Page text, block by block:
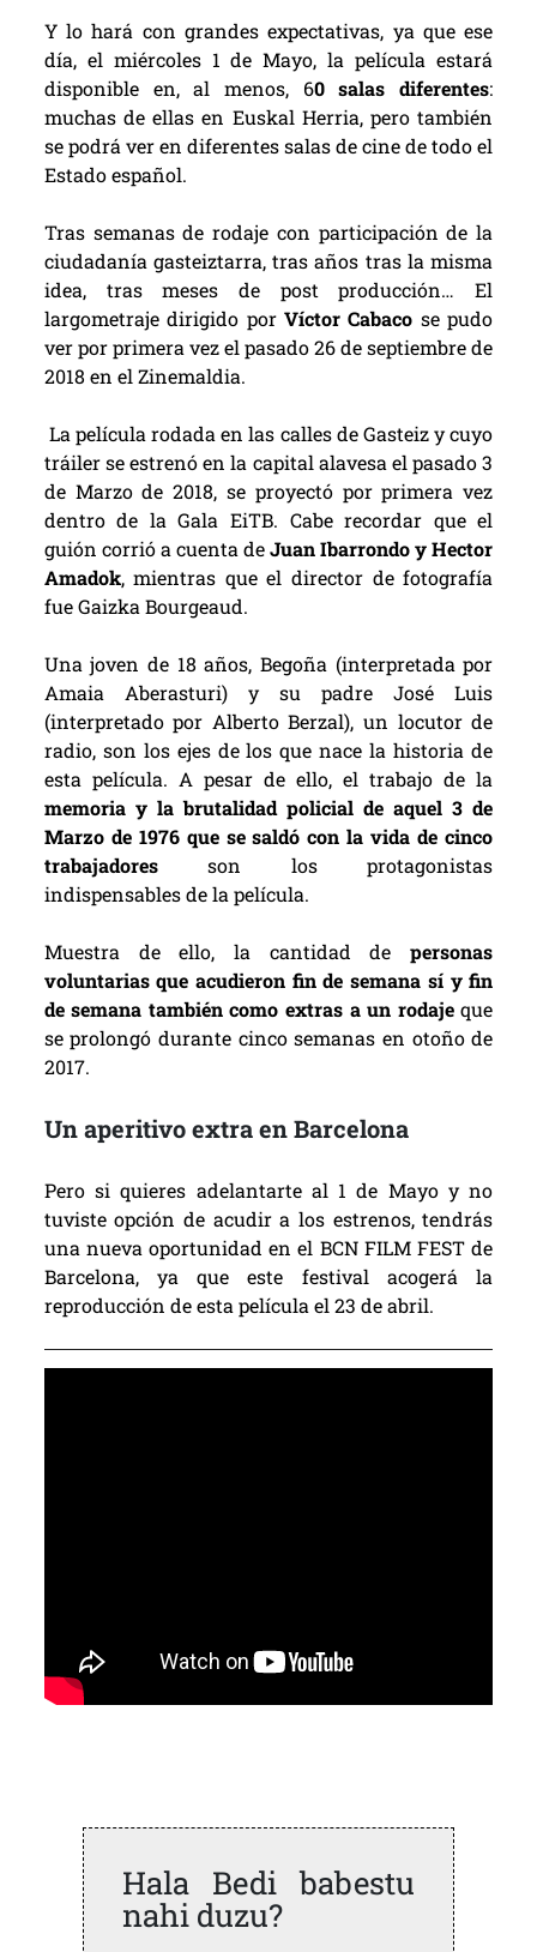
Y lo hará con grandes expectativas, ya que ese
día, el miércoles 1 de Mayo, la película estará
disponible en, al menos, 60 salas diferentes:
muchas de ellas en Euskal Herria, pero también
se podrá ver en diferentes salas de cine de todo el
Estado español.
Tras semanas de rodaje con participación de la
ciudadanía gasteiztarra, tras años tras la misma
idea, tras meses de post producción… El
largometraje dirigido por Víctor Cabaco se pudo
ver por primera vez el pasado 26 de septiembre de
2018 en el Zinemaldia.
La película rodada en las calles de Gasteiz y cuyo
tráiler se estrenó en la capital alavesa el pasado 3
de Marzo de 2018, se proyectó por primera vez
dentro de la Gala EiTB. Cabe recordar que el
guión corrió a cuenta deJuan Ibarrondo y Hector
Amadok, mientras que el director de fotografía
fue Gaizka Bourgeaud.
Una joven de 18 años, Begoña (interpretada por
Amaia Aberasturi) y su padre José Luis
(interpretado por Alberto Berzal), un locutor de
radio, son los ejes de los que nace la historia de
esta película. A pesar de ello, el trabajo de la
memoria y la brutalidad policial de aquel 3 de
Marzo de 1976 que se saldó con la vida de cinco
trabajadoresson los protagonistas
indispensables de la película.
Muestra de ello, la cantidad depersonas
voluntarias que acudieron fin de semana sí y fin
de semana también como extras a un rodajeque
se prolongó durante cinco semanas en otoño de
2017.
Un aperitivo extra en Barcelona
Pero si quieres adelantarte al 1 de Mayo y no
tuviste opción de acudir a los estrenos, tendrás
una nueva oportunidad en el BCN FILM FEST de
Barcelona, ya que este festival acogerá la
reproducción de esta película el 23 de abril.
Hala Bedi babestu
nahi duzu?